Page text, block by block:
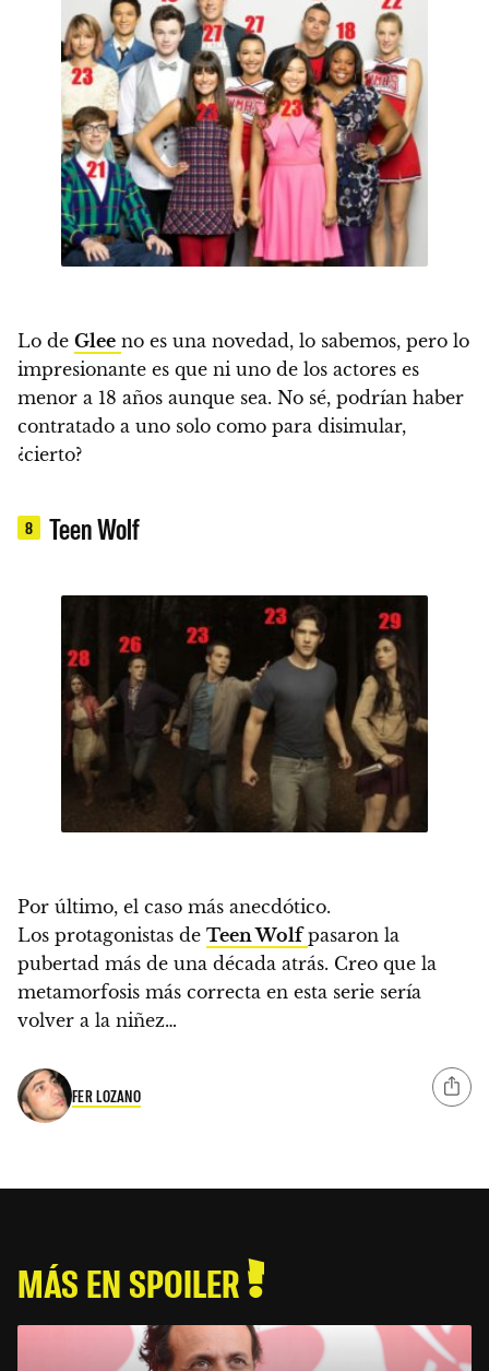
Lo de Glee no es una novedad, lo sabemos, pero lo
impresionante es que ni uno de los actores es
menor a 18 años aunque sea. No sé, podrían haber
contratado a uno solo como para disimular,
¿cierto?
8 Teen Wolf
Por último, el caso más anecdótico.
Los protagonistas de Teen Wolf pasaron la
pubertad más de una década atrás. Creo que la
metamorfosis más correcta en esta serie sería
volver a la niñez…
FER LOZANO
MÁS EN SPOILER